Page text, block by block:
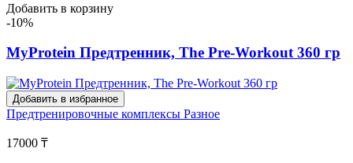
Добавить в корзину
-10%
MyProtein Предтренник, The Pre-Workout 360 гр
Добавить в избранное
Предтренировочные комплексы Разное
17000 ₸